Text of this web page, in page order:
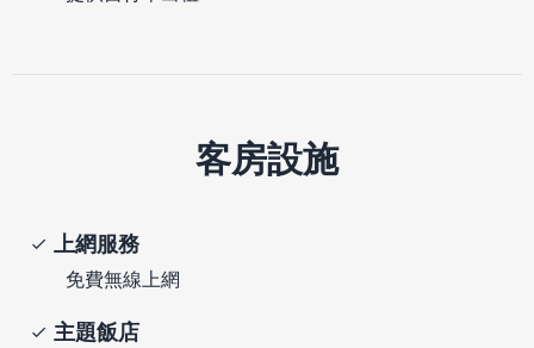
客房設施
上網服務
免費無線上網
主題飯店